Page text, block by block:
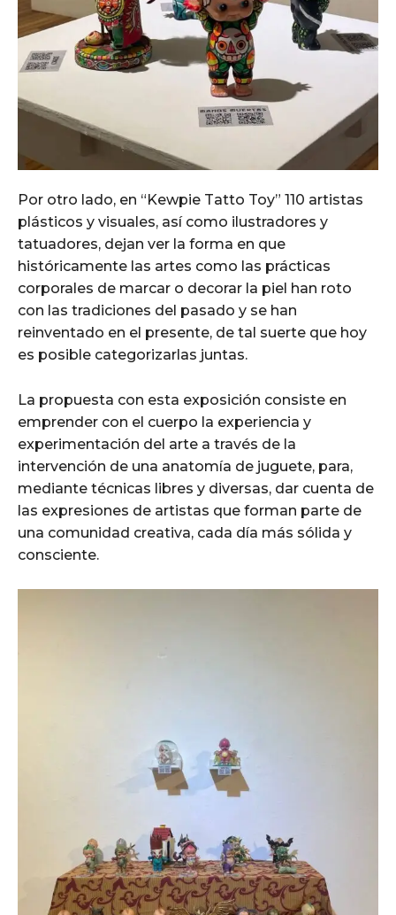
Por otro lado, en “Kewpie Tatto Toy” 110 artistas
plásticos y visuales, así como ilustradores y
tatuadores, dejan ver la forma en que
históricamente las artes como las prácticas
corporales de marcar o decorar la piel han roto
con las tradiciones del pasado y se han
reinventado en el presente, de tal suerte que hoy
es posible categorizarlas juntas.
La propuesta con esta exposición consiste en
emprender con el cuerpo la experiencia y
experimentación del arte a través de la
intervención de una anatomía de juguete, para,
mediante técnicas libres y diversas, dar cuenta de
las expresiones de artistas que forman parte de
una comunidad creativa, cada día más sólida y
consciente.